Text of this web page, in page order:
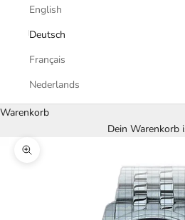
English
Deutsch
Français
Nederlands
Warenkorb
Dein Warenkorb
Bild vergrößern